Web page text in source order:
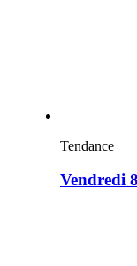
Tendance
Vendredi